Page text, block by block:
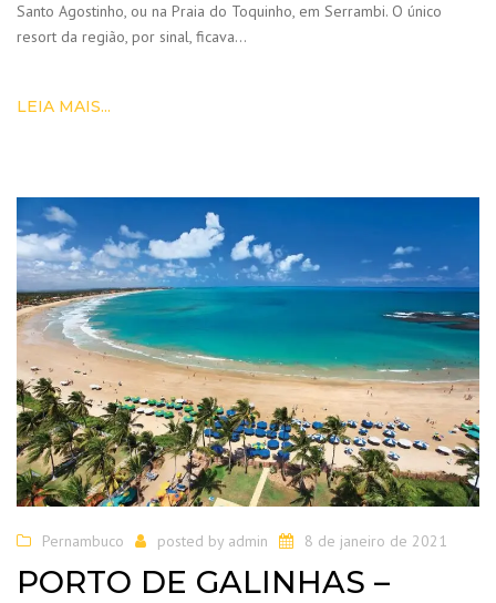
Santo Agostinho, ou na Praia do Toquinho, em Serrambi. O único
resort da região, por sinal, ficava…
LEIA MAIS...
Pernambuco posted by admin 8 de janeiro de 2021
PORTO DE GALINHAS –